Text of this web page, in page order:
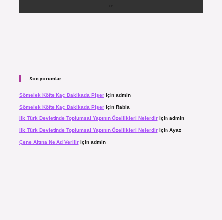
Son yorumlar
Sömelek Köfte Kaç Dakikada Pişeriçin admin
Sömelek Köfte Kaç Dakikada Pişeriçin Rabia
Ilk Türk Devletinde Toplumsal Yapının Özellikleri Nelerdiriçin admin
Ilk Türk Devletinde Toplumsal Yapının Özellikleri Nelerdiriçin Ayaz
Çene Altına Ne Ad Veriliriçin admin